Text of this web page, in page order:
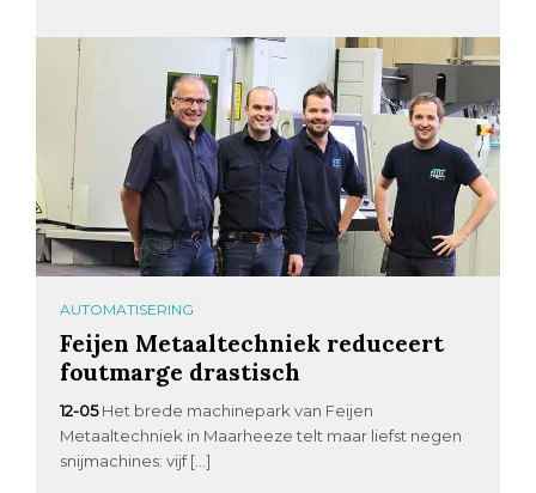
AUTOMATISERING
Feijen Metaaltechniek reduceert
foutmarge drastisch
12-05 Het brede machinepark van Feijen
Metaaltechniek in Maarheeze telt maar liefst negen
snijmachines: vijf […]